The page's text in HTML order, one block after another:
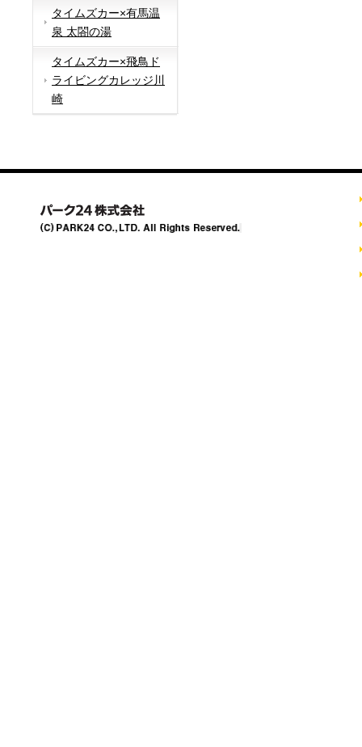
タイムズカー×有馬温
泉 太閤の湯
タイムズカー×飛鳥ド
ライビングカレッジ川
崎